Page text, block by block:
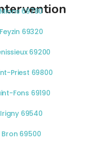
69780
69320
69200
Priest 69800
Fons 69190
69540
69500